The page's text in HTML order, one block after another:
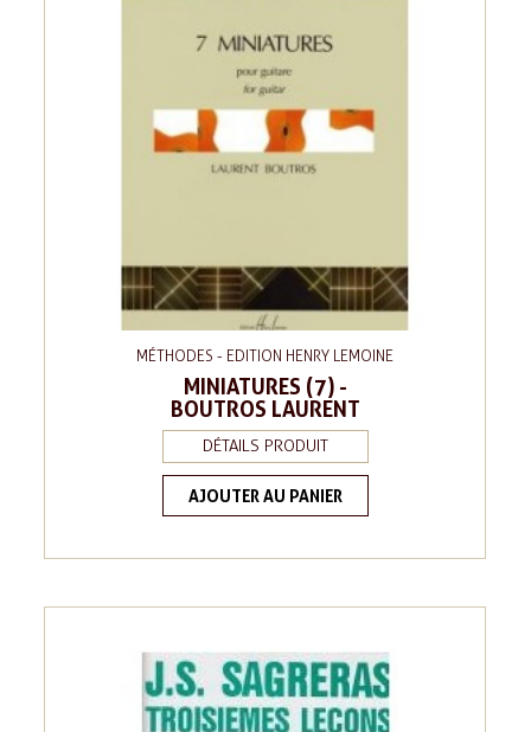
MÉTHODES - EDITION HENRY LEMOINE
MINIATURES (7) -
BOUTROS LAURENT
DÉTAILS PRODUIT
AJOUTER AU PANIER